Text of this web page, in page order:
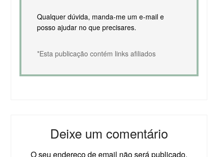
Qualquer dúvida, manda-me um e-mail e
posso ajudar no que precisares.
*Esta publicação contém links afiliados
Deixe um comentário
O seu endereço de email não será publicado.